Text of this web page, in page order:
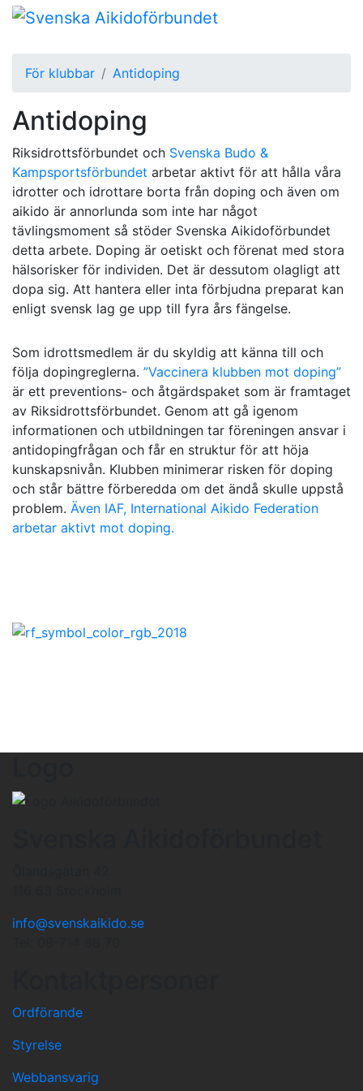
För klubbar Antidoping
Antidoping
Riksidrottsförbundet och Svenska Budo &
Kampsportsförbundet arbetar aktivt för att hålla våra
idrotter och idrottare borta från doping och även om
aikido är annorlunda som inte har något
tävlingsmoment så stöder Svenska Aikidoförbundet
detta arbete. Doping är oetiskt och förenat med stora
hälsorisker för individen. Det är dessutom olagligt att
dopa sig. Att hantera eller inta förbjudna preparat kan
enligt svensk lag ge upp till fyra års fängelse.
Som idrottsmedlem är du skyldig att känna till och
följa dopingreglerna. ”Vaccinera klubben mot doping”
är ett preventions- och åtgärdspaket som är framtaget
av Riksidrottsförbundet. Genom att gå igenom
informationen och utbildningen tar föreningen ansvar i
antidopingfrågan och får en struktur för att höja
kunskapsnivån. Klubben minimerar risken för doping
och står bättre förberedda om det ändå skulle uppstå
problem. Även IAF, International Aikido Federation
arbetar aktivt mot doping.
info@svenskaikido.se
Ordförande
Styrelse
Webbansvarig